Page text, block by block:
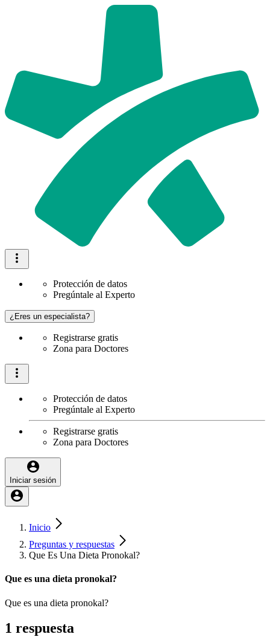
Protección de datos
Pregúntale al Experto
¿Eres un especialista?
Registrarse gratis
Zona para Doctores
Protección de datos
Pregúntale al Experto
Registrarse gratis
Zona para Doctores
Iniciar sesión
Inicio
Preguntas y respuestas
Que Es Una Dieta Pronokal?
Que es una dieta pronokal?
Que es una dieta pronokal?
1 respuesta